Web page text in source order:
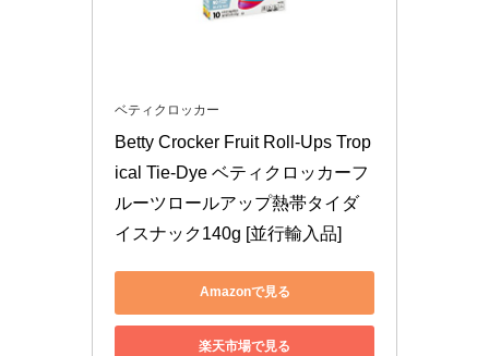
ベティクロッカー
Betty Crocker Fruit Roll-Ups Trop
ical Tie-Dye ベティクロッカーフ
ルーツロールアップ熱帯タイダ
イスナック140g [並行輸入品]
Amazonで見る
楽天市場で見る